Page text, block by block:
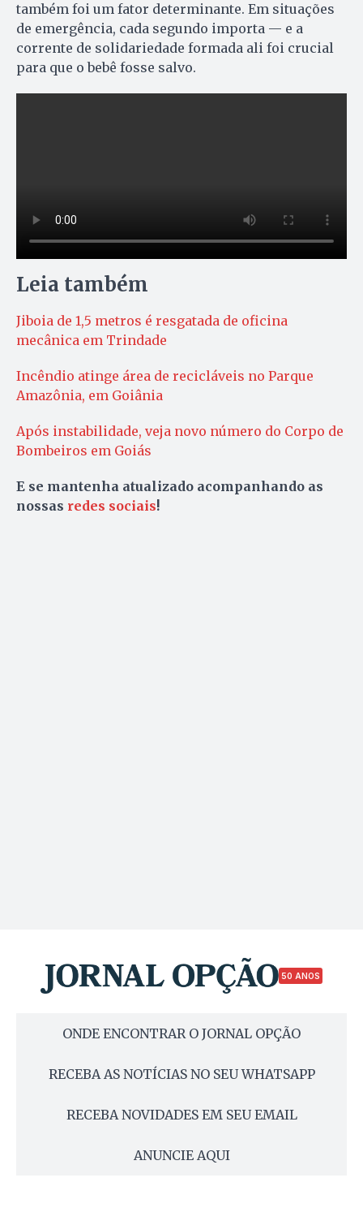
também foi um fator determinante. Em situações
de emergência, cada segundo importa — e a
corrente de solidariedade formada ali foi crucial
para que o bebê fosse salvo.
Leia também
Jiboia de 1,5 metros é resgatada de oficina
mecânica em Trindade
Incêndio atinge área de recicláveis no Parque
Amazônia, em Goiânia
Após instabilidade, veja novo número do Corpo de
Bombeiros em Goiás
E se mantenha atualizado acompanhando as
nossas redes sociais!
50 ANOS
ONDE ENCONTRAR O JORNAL OPÇÃO
RECEBA AS NOTÍCIAS NO SEU WHATSAPP
RECEBA NOVIDADES EM SEU EMAIL
ANUNCIE AQUI